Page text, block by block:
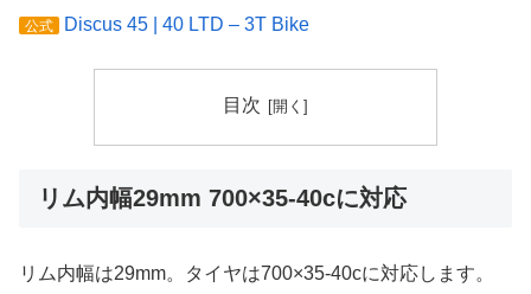
公式 Discus 45 | 40 LTD – 3T Bike
目次
リム内幅29mm 700×35-40cに対応
リム内幅は29mm。タイヤは700×35-40cに対応します。